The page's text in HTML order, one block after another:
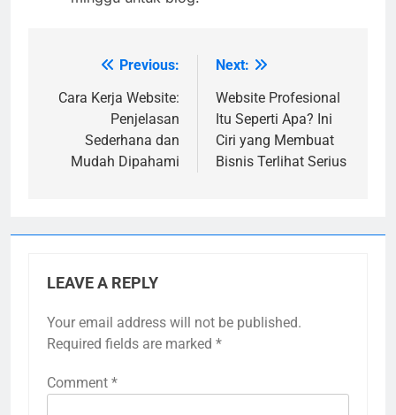
navigation
Previous:
Cara Kerja Website:
Penjelasan
Sederhana dan
Mudah Dipahami
Next:
Website Profesional
Itu Seperti Apa? Ini
Ciri yang Membuat
Bisnis Terlihat Serius
LEAVE A REPLY
Your email address will not be published.
Required fields are marked *
Comment *